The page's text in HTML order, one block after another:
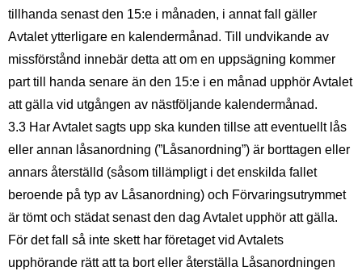
tillhanda senast den 15:e i månaden, i annat fall gäller
Avtalet ytterligare en kalendermånad. Till undvikande av
missförstånd innebär detta att om en uppsägning kommer
part till handa senare än den 15:e i en månad upphör Avtalet
att gälla vid utgången av nästföljande kalendermånad.
3.3 Har Avtalet sagts upp ska kunden tillse att eventuellt lås
eller annan låsanordning (”Låsanordning”) är borttagen eller
annars återställd (såsom tillämpligt i det enskilda fallet
beroende på typ av Låsanordning) och Förvaringsutrymmet
är tömt och städat senast den dag Avtalet upphör att gälla.
För det fall så inte skett har företaget vid Avtalets
upphörande rätt att ta bort eller återställa Låsanordningen